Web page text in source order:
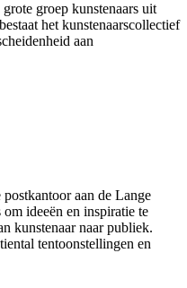
groep kunstenaars uit
het kunstenaarscollectief
aan
aan de Lange
ideeën en inspiratie te
kunstenaar naar publiek.
tentoonstellingen en